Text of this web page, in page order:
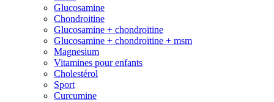
Glucosamine
Chondroitine
Glucosamine + chondroïtine
Glucosamine + chondroïtine + msm
Magnesium
Vitamines pour enfants
Cholestérol
Sport
Curcumine